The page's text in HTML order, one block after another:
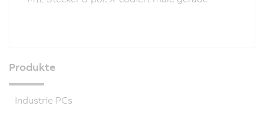
Produkte
Industrie PCs